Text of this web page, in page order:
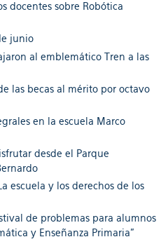
docentes sobre Robótica
junio
al emblemático Tren a las
las becas al mérito por octavo
en la escuela Marco
desde el Parque
escuela y los derechos de los
de problemas para alumnos
y Enseñanza Primaria”